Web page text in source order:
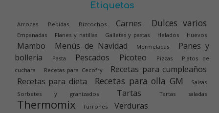
Etiquetas
Arroces Bebidas Bizcochos Carnes Dulces varios
Empanadas Flanes y natillas Galletas y pastas Helados Huevos
Mambo Menús de Navidad Mermeladas
Panes y
bolleria
Pasta Pescados Picoteo Pizzas
Platos de
cuchara
Recetas para Cecofry
Recetas para cumpleaños
Recetas para dieta
Recetas para olla GM
Salsas
Sorbetes y granizados
Tartas Tartas saladas
Thermomix Turrones Verduras